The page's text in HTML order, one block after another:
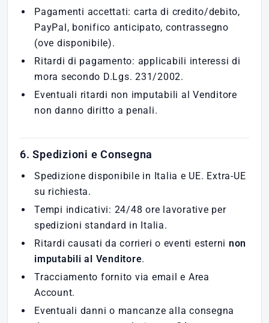
Pagamenti accettati: carta di credito/debito,
PayPal, bonifico anticipato, contrassegno
(ove disponibile).
Ritardi di pagamento: applicabili interessi di
mora secondo D.Lgs. 231/2002.
Eventuali ritardi non imputabili al Venditore
non danno diritto a penali.
6. Spedizioni e Consegna
Spedizione disponibile in Italia e UE. Extra-UE
su richiesta.
Tempi indicativi: 24/48 ore lavorative per
spedizioni standard in Italia.
Ritardi causati da corrieri o eventi esterni non
imputabili al Venditore.
Tracciamento fornito via email e Area
Account.
Eventuali danni o mancanze alla consegna